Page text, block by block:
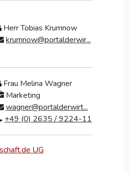
Herr Tobias Krumnow
krumnow@portalderwir...
Frau Melina Wagner
Marketing
wagner@portalderwirt...
+49 (0) 2635 / 9224-11
UG